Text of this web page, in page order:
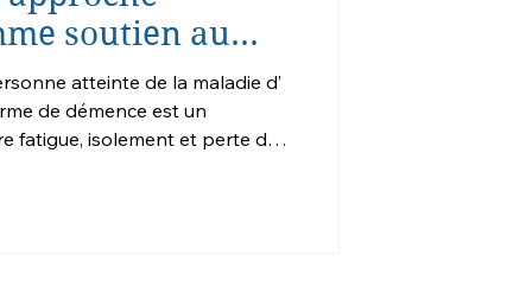
soutien au
fatigue, isolement et perte de